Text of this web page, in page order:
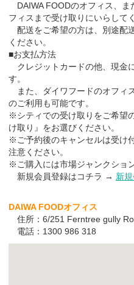
DAIWA FOODのオフィス、ま
フィスまで受け取りにいらして
配送をご希望の方は、別途配
ください。
■お支払方法
クレジットカードの他、現金
す。
また、ダイワフードのオフィ
のご利用も可能です。
※シティでの受け取りをご希望
け取り』をお選びください。
※ご予約後のキャンセルは受け
注意ください。
※ご購入には市場ジャンクショ
新規会員登録はコチラ → 新
DAIWA FOODオフィス
住所：6/251 Ferntree gully
電話：1300 986 318